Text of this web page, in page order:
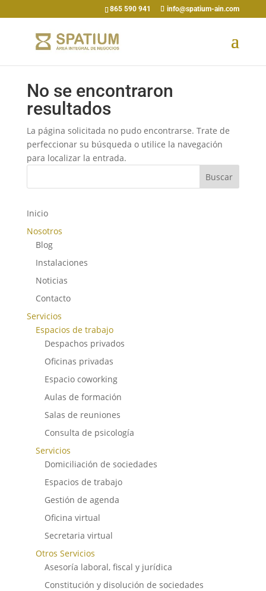
865 590 941 info@spatium-ain.com
No se encontraron
resultados
La página solicitada no pudo encontrarse. Trate de
perfeccionar su búsqueda o utilice la navegación
para localizar la entrada.
Buscar
Inicio
Nosotros
Blog
Instalaciones
Noticias
Contacto
Servicios
Espacios de trabajo
Despachos privados
Oficinas privadas
Espacio coworking
Aulas de formación
Salas de reuniones
Consulta de psicología
Servicios
Domiciliación de sociedades
Espacios de trabajo
Gestión de agenda
Oficina virtual
Secretaria virtual
Otros Servicios
Asesoría laboral, fiscal y jurídica
Constitución y disolución de sociedades